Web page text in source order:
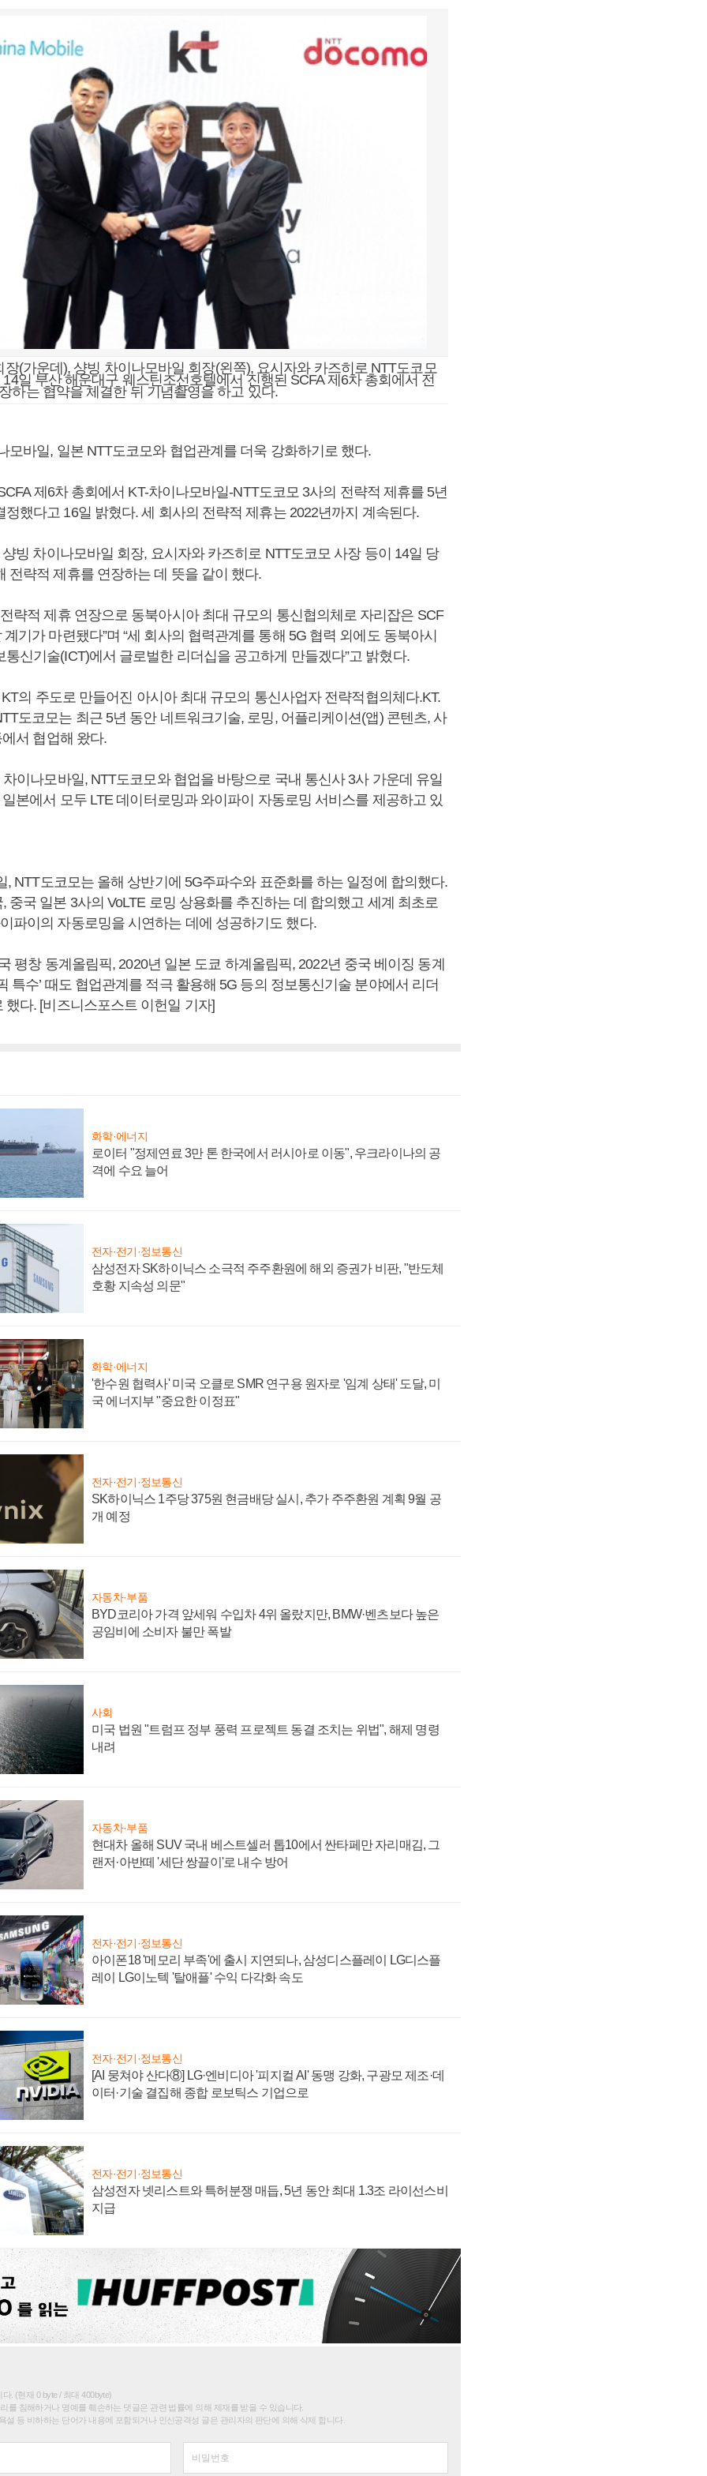
(가운데), 샹빙 차이나모바일 회장(왼쪽), 요시자와 카즈히로 NTT도코모
일 부산 해운대구 웨스틴조선호텔에서 진행된 SCFA 제6차 총회에서 전
하는 협약을 체결한 뒤 기념촬영을 하고 있다.
모바일, 일본 NTT도코모와 협업관계를 더욱 강화하기로 했다.
제6차 총회에서 KT-차이나모바일-NTT도코모 3사의 전략적 제휴를 5년
정했다고 16일 밝혔다. 세 회사의 전략적 제휴는 2022년까지 계속된다.
빙 차이나모바일 회장, 요시자와 카즈히로 NTT도코모 사장 등이 14일 당
전략적 제휴를 연장하는 데 뜻을 같이 했다.
략적 제휴 연장으로 동북아시아 최대 규모의 통신협의체로 자리잡은 SCF
기가 마련됐다”며 “세 회사의 협력관계를 통해 5G 협력 외에도 동북아시
통신기술(ICT)에서 글로벌한 리더십을 공고하게 만들겠다”고 밝혔다.
의 주도로 만들어진 아시아 최대 규모의 통신사업자 전략적협의체다.KT.
도코모는 최근 5년 동안 네트워크기술, 로밍, 어플리케이션(앱) 콘텐츠, 사
서 협업해 왔다.
이나모바일, NTT도코모와 협업을 바탕으로 국내 통신사 3사 가운데 유일
본에서 모두 LTE 데이터로밍과 와이파이 자동로밍 서비스를 제공하고 있
, NTT도코모는 올해 상반기에 5G주파수와 표준화를 하는 일정에 합의했다.
중국 일본 3사의 VoLTE 로밍 상용화를 추진하는 데 합의했고 세계 최초로
파이의 자동로밍을 시연하는 데에 성공하기도 했다.
평창 동계올림픽, 2020년 일본 도쿄 하계올림픽, 2022년 중국 베이징 동계
특수’ 때도 협업관계를 적극 활용해 5G 등의 정보통신기술 분야에서 리더
했다. [비즈니스포스트 이헌일 기자]
화학·에너지
로이터 "정제연료 3만 톤 한국에서 러시아로 이동", 우크라이나의 공
격에 수요 늘어
전자·전기·정보통신
삼성전자 SK하이닉스 소극적 주주환원에 해외 증권가 비판, "반도체
호황 지속성 의문"
화학·에너지
'한수원 협력사' 미국 오클로 SMR 연구용 원자로 '임계 상태' 도달, 미
국 에너지부 "중요한 이정표"
전자·전기·정보통신
SK하이닉스 1주당 375원 현금배당 실시, 추가 주주환원 계획 9월 공
개 예정
자동차·부품
BYD코리아 가격 앞세워 수입차 4위 올랐지만, BMW·벤츠보다 높은
공임비에 소비자 불만 폭발
사회
미국 법원 "트럼프 정부 풍력 프로젝트 동결 조치는 위법", 해제 명령
내려
자동차·부품
현대차 올해 SUV 국내 베스트셀러 톱10에서 싼타페만 자리매김, 그
랜저·아반떼 '세단 쌍끌이'로 내수 방어
전자·전기·정보통신
아이폰18 '메모리 부족'에 출시 지연되나, 삼성디스플레이 LG디스플
레이 LG이노텍 '탈애플' 수익 다각화 속도
전자·전기·정보통신
[AI 뭉쳐야 산다⑧] LG·엔비디아 '피지컬 AI' 동맹 강화, 구광모 제조·데
이터·기술 결집해 종합 로보틱스 기업으로
전자·전기·정보통신
삼성전자 넷리스트와 특허분쟁 매듭, 5년 동안 최대 1.3조 라이선스비
지급
. (현재 0 byte / 최대 400byte)
를 침해하거나 명예를 훼손하는 댓글은 관련 법률에 의해 제재를 받을 수 있습니다.
설 등 비하하는 단어가 내용에 포함되거나 인신공격성 글은 관리자의 판단에 의해 삭제 합니다.